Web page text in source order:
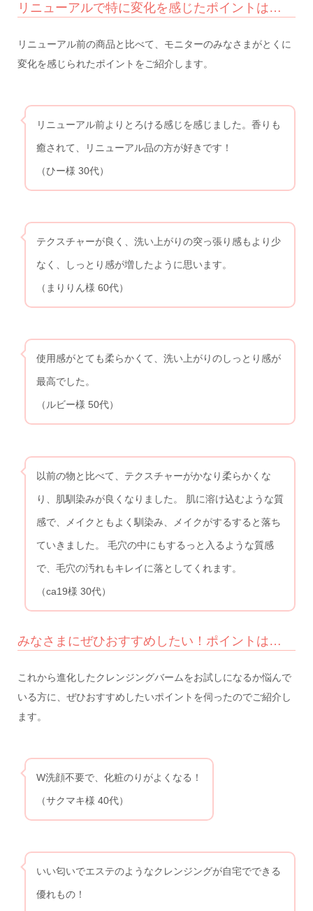
リニューアルで特に変化を感じたポイントは…
リニューアル前の商品と比べて、モニターのみなさまがとくに
変化を感じられたポイントをご紹介します。
リニューアル前よりとろける感じを感じました。香りも
癒されて、リニューアル品の方が好きです！
（ひー様 30代）
テクスチャーが良く、洗い上がりの突っ張り感もより少
なく、しっとり感が増したように思います。
（まりりん様 60代）
使用感がとても柔らかくて、洗い上がりのしっとり感が
最高でした。
（ルビー様 50代）
以前の物と比べて、テクスチャーがかなり柔らかくな
り、肌馴染みが良くなりました。 肌に溶け込むような質
感で、メイクともよく馴染み、メイクがするすると落ち
ていきました。 毛穴の中にもするっと入るような質感
で、毛穴の汚れもキレイに落としてくれます。
（ca19様 30代）
みなさまにぜひおすすめしたい！ポイントは…
これから進化したクレンジングバームをお試しになるか悩んで
いる方に、ぜひおすすめしたいポイントを伺ったのでご紹介し
ます。
W洗顔不要で、化粧のりがよくなる！
（サクマキ様 40代）
いい匂いでエステのようなクレンジングが自宅でできる
優れもの！